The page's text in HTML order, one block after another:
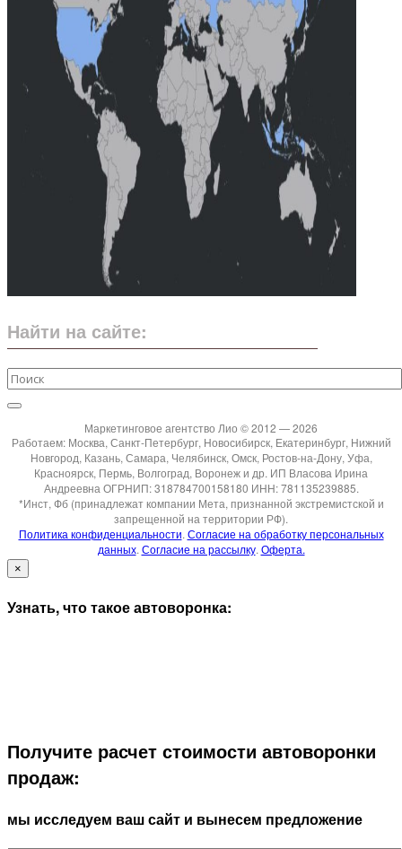
Найти на сайте:
Маркетинговое агентство Лио © 2012 — 2026
Работаем: Москва, Санкт-Петербург, Новосибирск, Екатеринбург, Нижний
Новгород, Казань, Самара, Челябинск, Омск, Ростов-на-Дону, Уфа,
Красноярск, Пермь, Волгоград, Воронеж и др. ИП Власова Ирина
Андреевна ОГРНИП: 318784700158180 ИНН: 781135239885.
*Инст, Фб (принадлежат компании Мета, признанной экстремистской и
запрещенной на территории РФ).
Политика конфиденциальности. Согласие на обработку персональных
данных. Согласие на рассылку. Оферта.
×
Узнать, что такое автоворонка:
Получите расчет стоимости автоворонки
продаж:
мы исследуем ваш сайт и вынесем предложение